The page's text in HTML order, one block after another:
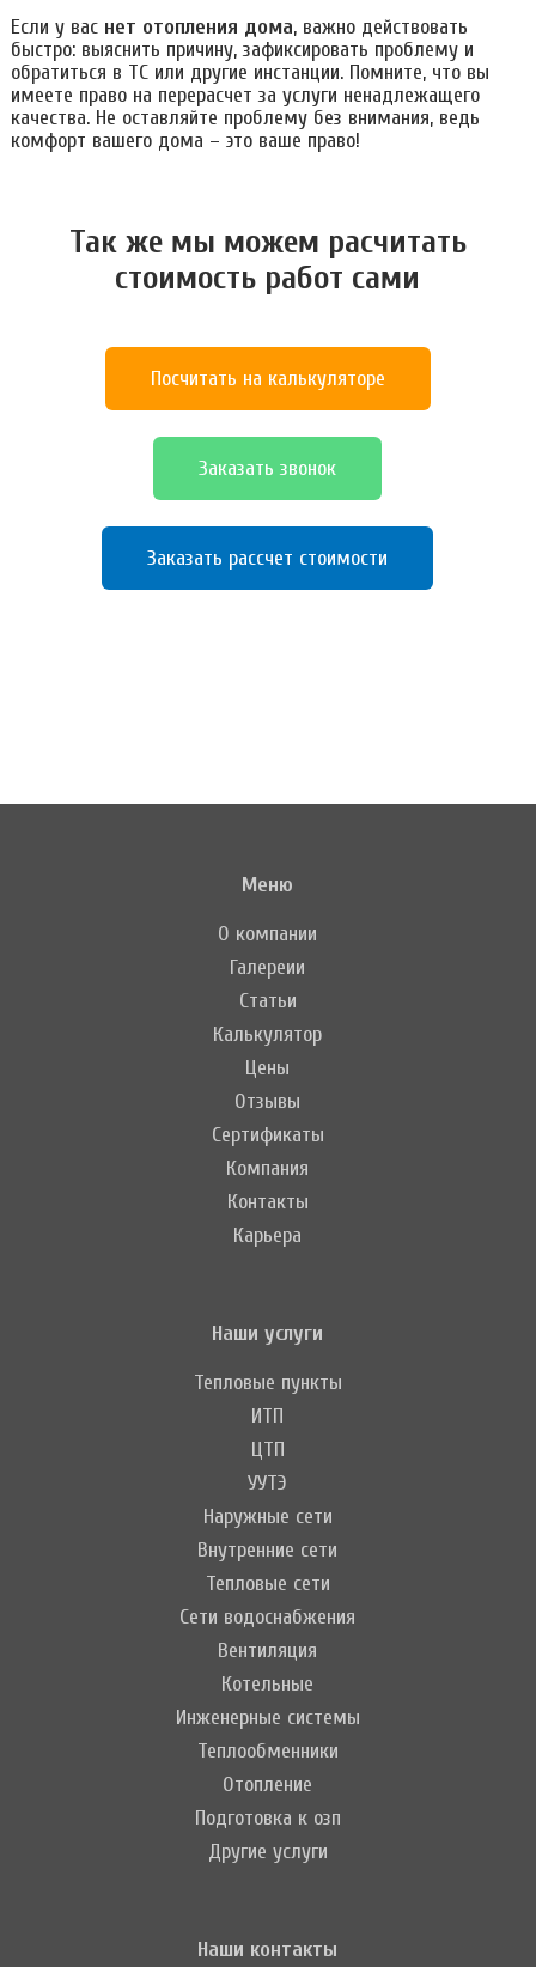
Если у вас нет отопления дома, важно действовать
быстро: выяснить причину, зафиксировать проблему и
обратиться в ТС или другие инстанции. Помните, что вы
имеете право на перерасчет за услуги ненадлежащего
качества. Не оставляйте проблему без внимания, ведь
комфорт вашего дома – это ваше право!
Так же мы можем расчитать
стоимость работ сами
Посчитать на калькуляторе
Заказать звонок
Заказать рассчет стоимости
Меню
О компании
Галереии
Статьи
Калькулятор
Цены
Отзывы
Сертификаты
Компания
Контакты
Карьера
Наши услуги
Тепловые пункты
ИТП
ЦТП
УУТЭ
Наружные сети
Внутренние сети
Тепловые сети
Сети водоснабжения
Вентиляция
Котельные
Инженерные системы
Теплообменники
Отопление
Подготовка к озп
Другие услуги
Наши контакты